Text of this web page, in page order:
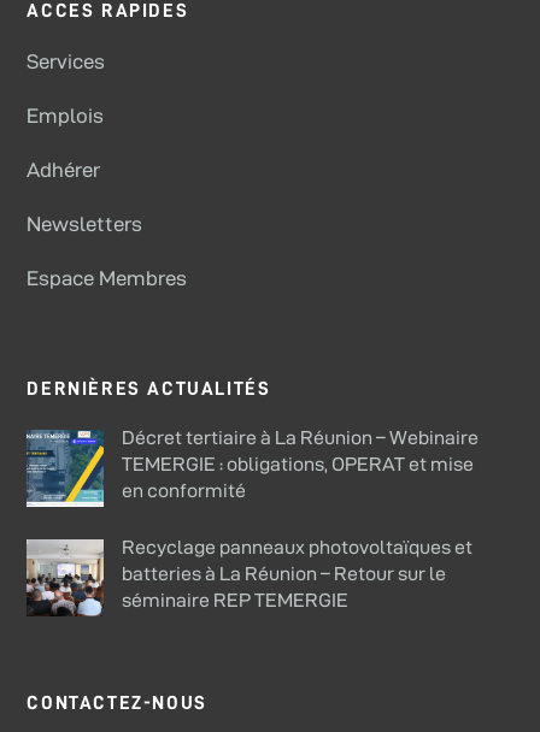
ACCES RAPIDES
Services
Emplois
Adhérer
Newsletters
Espace Membres
DERNIÈRES ACTUALITÉS
Décret tertiaire à La Réunion – Webinaire
TEMERGIE : obligations, OPERAT et mise
en conformité
Recyclage panneaux photovoltaïques et
batteries à La Réunion – Retour sur le
séminaire REP TEMERGIE
CONTACTEZ-NOUS